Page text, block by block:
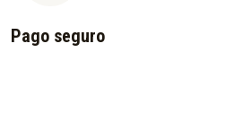
Pago seguro